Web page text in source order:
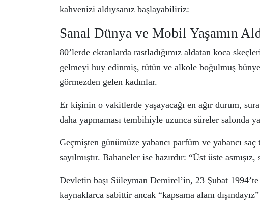
kahvenizi aldıysanız başlayabiliriz:
Sanal Dünya ve Mobil Yaşamın
80’lerde ekranlarda rastladığımız aldatan koca
gelmeyi huy edinmiş, tütün ve alkole boğulmuş
görmezden gelen kadınlar.
Er kişinin o vakitlerde yaşayacağı en ağır durum,
daha yapmaması tembihiyle uzunca süreler salonda
Geçmişten günümüze yabancı parfüm ve yabancı
sayılmıştır. Bahaneler ise hazırdır: “Üst üste
Devletin başı Süleyman Demirel’in, 23 Şubat
kaynaklarca sabittir ancak “kapsama alanı